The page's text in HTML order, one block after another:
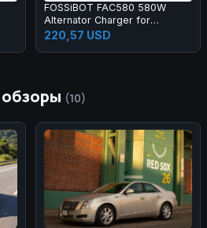
FOSSiBOT FAC580 580W
Alternator Charger for
FOSSiBOT Power Station, Gray
220,57 USD
(10)